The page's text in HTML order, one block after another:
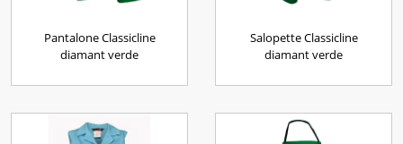
Pantalone Classicline
diamant verde
Salopette Classicline
diamant verde